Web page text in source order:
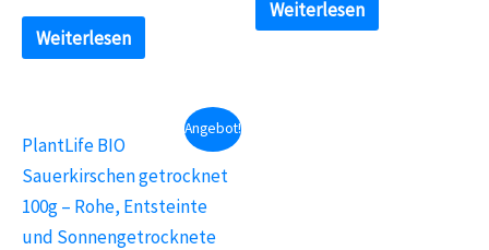
Weiterlesen
Weiterlesen
Angebot!
PlantLife BIO
Sauerkirschen getrocknet
100g – Rohe, Entsteinte
und Sonnengetrocknete